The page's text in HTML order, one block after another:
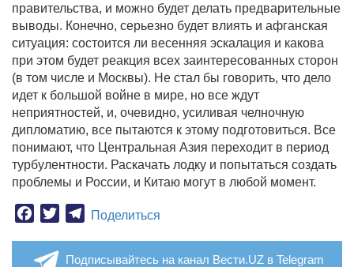
правительства, и можно будет делать предварительные
выводы. Конечно, серьезно будет влиять и афганская
ситуация: состоится ли весенняя эскалация и какова
при этом будет реакция всех заинтересованных сторон
(в том числе и Москвы). Не стал бы говорить, что дело
идет к большой войне в мире, но все ждут
неприятностей, и, очевидно, усиливая челночную
дипломатию, все пытаются к этому подготовиться. Все
понимают, что Центральная Азия переходит в период
турбулентности. Раскачать лодку и попытаться создать
проблемы и России, и Китаю могут в любой момент.
Facebook
TwitterTelegram
Поделиться
Подписывайтесь на канал Вести.UZ в Telegram